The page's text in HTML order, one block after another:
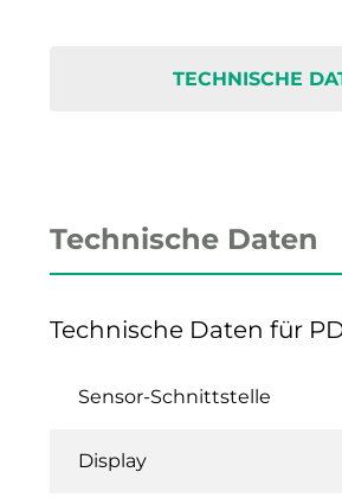
TECHNISCHE
Technische Daten
Technische Daten für
Sensor-Schnittstelle
Display